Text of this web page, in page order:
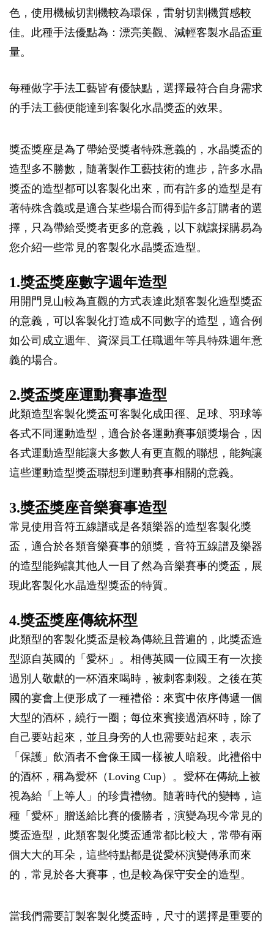
色，使用機械切割機較為環保，雷射切割機質感較
佳。此種手法優點為：漂亮美觀、減輕客製水晶盃重
量。
每種做字手法工藝皆有優缺點，選擇最符合自身需求
的手法工藝便能達到客製化水晶獎盃的效果。
獎盃獎座是為了帶給受獎者特殊意義的，水晶獎盃的
造型多不勝數，隨著製作工藝技術的進步，許多水晶
獎盃的造型都可以客製化出來，而有許多的造型是有
著特殊含義或是適合某些場合而得到許多訂購者的選
擇，只為帶給受獎者更多的意義，以下就讓採購易為
您介紹一些常見的客製化水晶獎盃造型。
1.獎盃獎座數字週年造型
用開門見山較為直觀的方式表達此類客製化造型獎盃
的意義，可以客製化打造成不同數字的造型，適合例
如公司成立週年、資深員工任職週年等具特殊週年意
義的場合。
2.獎盃獎座運動賽事造型
此類造型客製化獎盃可客製化成田徑、足球、羽球等
各式不同運動造型，適合於各運動賽事頒獎場合，因
各式運動造型能讓大多數人有更直觀的聯想，能夠讓
這些運動造型獎盃聯想到運動賽事相關的意義。
3.獎盃獎座音樂賽事造型
常見使用音符五線譜或是各類樂器的造型客製化獎
盃，適合於各類音樂賽事的頒獎，音符五線譜及樂器
的造型能夠讓其他人一目了然為音樂賽事的獎盃，展
現此客製化水晶造型獎盃的特質。
4.獎盃獎座傳統杯型
此類型的客製化獎盃是較為傳統且普遍的，此獎盃造
型源自英國的「愛杯」。相傳英國一位國王有一次接
過別人敬獻的一杯酒來喝時，被刺客刺殺。之後在英
國的宴會上便形成了一種禮俗：來賓中依序傳遞一個
大型的酒杯，繞行一圈；每位來賓接過酒杯時，除了
自己要站起來，並且身旁的人也需要站起來，表示
「保護」飲酒者不會像王國一樣被人暗殺。此禮俗中
的酒杯，稱為愛杯（Loving Cup）。愛杯在傳統上被
視為給「上等人」的珍貴禮物。隨著時代的變轉，這
種「愛杯」贈送給比賽的優勝者，演變為現今常見的
獎盃造型，此類客製化獎盃通常都比較大，常帶有兩
個大大的耳朵，這些特點都是從愛杯演變傳承而來
的，常見於各大賽事，也是較為保守安全的造型。
當我們需要訂製客製化獎盃時，尺寸的選擇是重要的